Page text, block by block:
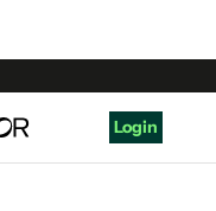
Login